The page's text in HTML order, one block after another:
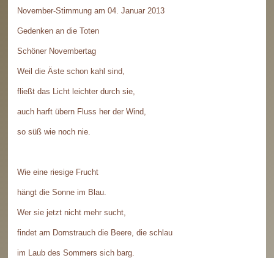
November-Stimmung am 04. Januar 2013
Gedenken an die Toten
Schöner Novembertag
Weil die Äste schon kahl sind,
fließt das Licht leichter durch sie,
auch harft übern Fluss her der Wind,
so süß wie noch nie.
Wie eine riesige Frucht
hängt die Sonne im Blau.
Wer sie jetzt nicht mehr sucht,
findet am Dornstrauch die Beere, die schlau
im Laub des Sommers sich barg.